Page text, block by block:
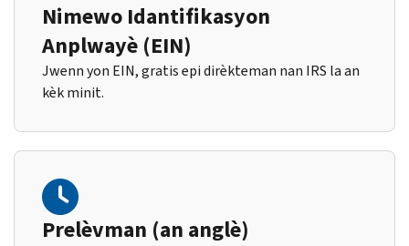
Nimewo Idantifikasyon
Anplwayè (EIN)
Jwenn yon EIN, gratis epi dirèkteman nan IRS la an
kèk minit.
Prelèvman (an anglè)